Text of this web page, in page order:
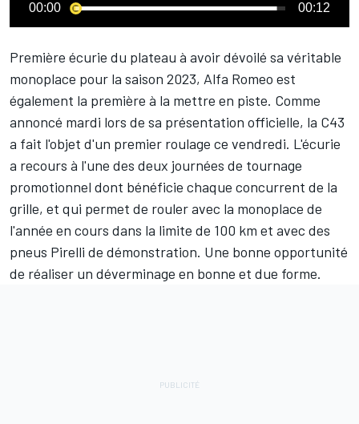
00:00 00:12
Première écurie du plateau à avoir dévoilé sa véritable
monoplace pour la saison 2023, Alfa Romeo est
également la première à la mettre en piste. Comme
annoncé mardi lors de sa présentation officielle, la C43
a fait l'objet d'un premier roulage ce vendredi. L'écurie
a recours à l'une des deux journées de tournage
promotionnel dont bénéficie chaque concurrent de la
grille, et qui permet de rouler avec la monoplace de
l'année en cours dans la limite de 100 km et avec des
pneus Pirelli de démonstration. Une bonne opportunité
de réaliser un déverminage en bonne et due forme.